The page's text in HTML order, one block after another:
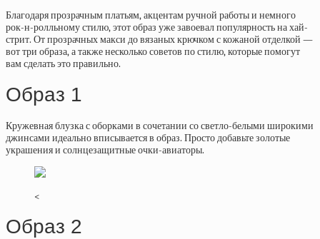
Благодаря прозрачным платьям, акцентам ручной работы и немного
рок-н-ролльному стилю, этот образ уже завоевал популярность на хай-
стрит. От прозрачных макси до вязаных крючком с кожаной отделкой —
вот три образа, а также несколько советов по стилю, которые помогут
вам сделать это правильно.
Образ 1
Кружевная блузка с оборками в сочетании со светло-белыми широкими
джинсами идеально вписывается в образ. Просто добавьте золотые
украшения и солнцезащитные очки-авиаторы.
<
Образ 2